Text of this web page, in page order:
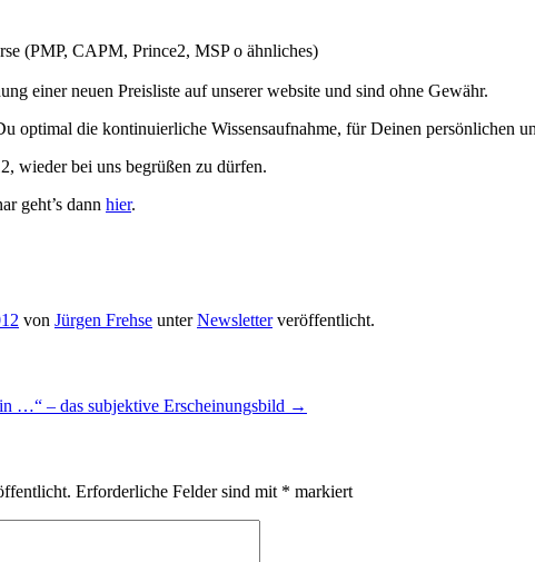
(PMP, CAPM, Prince2, MSP o ähnliches)
einer neuen Preisliste auf unserer website und sind ohne Gewähr.
optimal die kontinuierliche Wissensaufnahme, für Deinen persönlichen
wieder bei uns begrüßen zu dürfen.
geht’s dann hier.
von Jürgen Frehse unterNewsletterveröffentlicht.
…“ – das subjektive Erscheinungsbild →
Erforderliche Felder sind mit * markiert